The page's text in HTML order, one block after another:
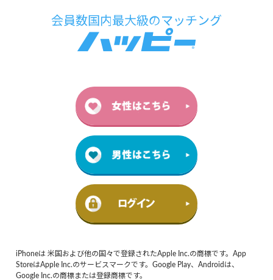
iPhoneは 米国および他の国々で登録されたApple Inc.の商標です。App
StoreはApple Inc.のサービスマークです。Google Play、Androidは、
Google Inc.の商標または登録商標です。